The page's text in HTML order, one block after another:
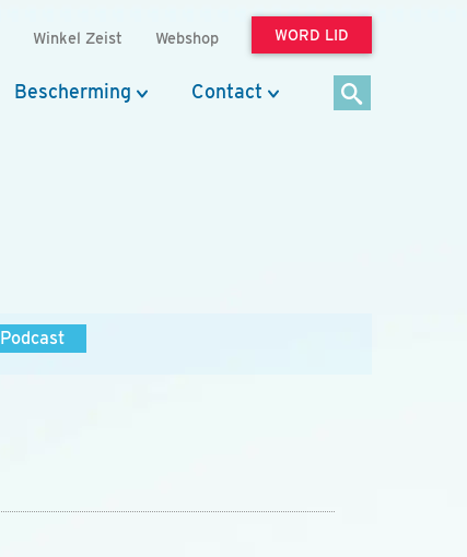
Winkel Zeist Webshop WORD LID
Bescherming Contact
Podcast